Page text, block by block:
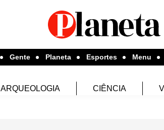
Gente Planeta Esportes Menu
ARQUEOLOGIA CIÊNCIA